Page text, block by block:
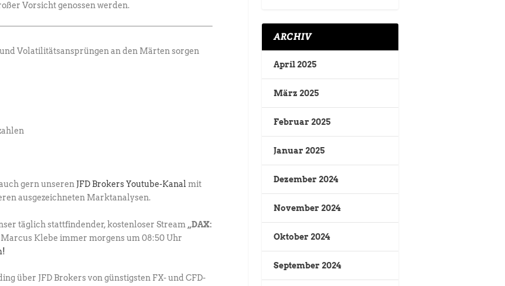
Vorsicht genossen werden.
Volatilitätsansprüngen an den Märten sorgen
gern unseren JFD Brokers Youtube-Kanal mit
ausgezeichneten Marktanalysen.
täglich stattfindender, kostenloser Stream „DAX:
Klebe immer morgens um 08:50 Uhr
über JFD Brokers von günstigsten FX- und CFD-
ARCHIV
April 2025
März 2025
Februar 2025
Januar 2025
Dezember 2024
November 2024
Oktober 2024
September 2024